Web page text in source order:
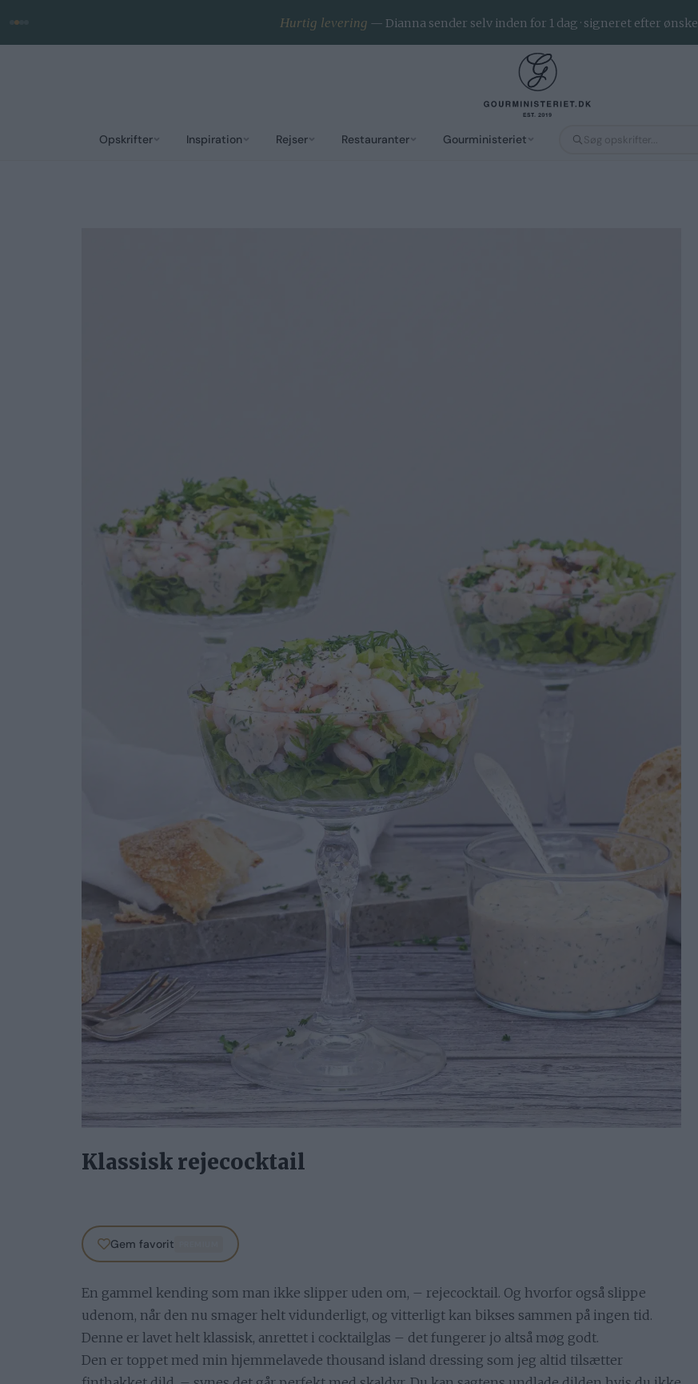
Opskrifter Inspiration Rejser Restauranter Gourministeriet
Hurtig levering — Dianna sender selv inden for 1 dag · signeret efter ønske
Klassisk rejecocktail
Gem favorit
En gammel kending som man ikke slipper uden om, – rejecocktail. Og hvorfor også slippe
udenom, når den nu smager helt vidunderligt, og vitterligt kan bikses sammen på ingen tid.
Denne er lavet helt klassisk, anrettet i cocktailglas – det fungerer jo altså møg godt.
Den er toppet med min hjemmelavede thousand island dressing som jeg altid tilsætter